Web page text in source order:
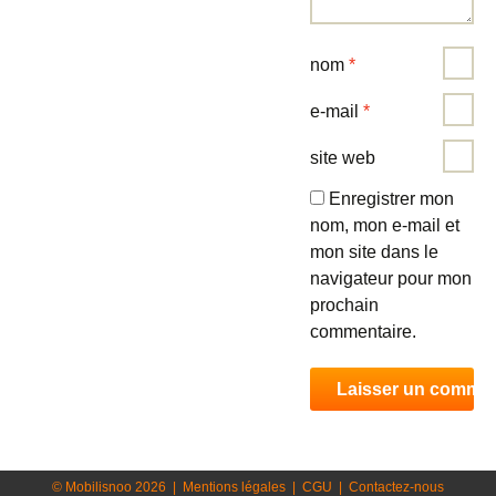
nom *
e-mail *
site web
Enregistrer mon
nom, mon e-mail et
mon site dans le
navigateur pour mon
prochain
commentaire.
© Mobilisnoo 2026 Mentions légales CGU Contactez-nous